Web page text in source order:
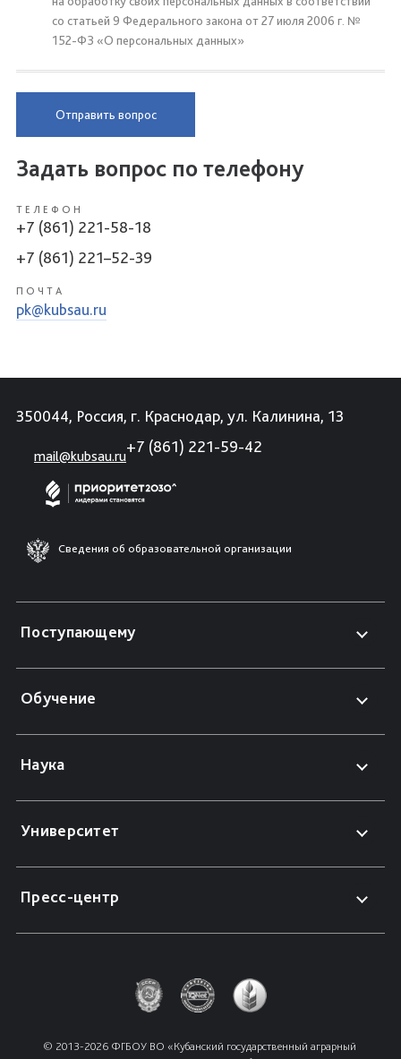
со статьей 9 Федерального закона от 27 июля 2006 г. №
152-ФЗ «О персональных данных»
Отправить вопрос
Задать вопрос по телефону
ТЕЛЕФОН
+7 (861) 221-58-18
+7 (861) 221–52-39
ПОЧТА
pk@kubsau.ru
350044, Россия, г. Краснодар, ул. Калинина, 13
mail@kubsau.ru
+7 (861) 221-59-42
Сведения об образовательной организации
Поступающему
Обучение
Наука
Университет
Пресс-центр
© 2013-2026 ФГБОУ ВО «Кубанский государственный аграрный